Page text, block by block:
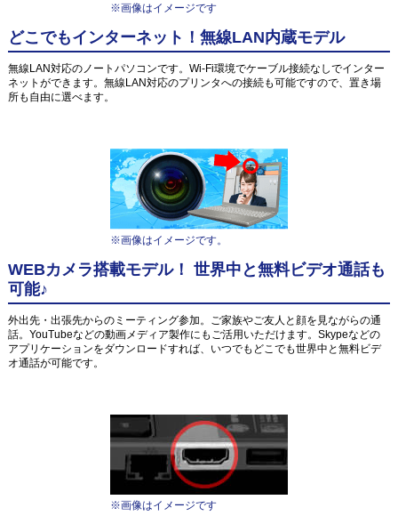
※画像はイメージです
どこでもインターネット！無線LAN内蔵モデル
無線LAN対応のノートパソコンです。Wi-Fi環境でケーブル接続なしでインター
ネットができます。無線LAN対応のプリンタへの接続も可能ですので、置き場
所も自由に選べます。
※画像はイメージです。
WEBカメラ搭載モデル！ 世界中と無料ビデオ通話も
可能♪
外出先・出張先からのミーティング参加。ご家族やご友人と顔を見ながらの通
話。YouTubeなどの動画メディア製作にもご活用いただけます。Skypeなどの
アプリケーションをダウンロードすれば、いつでもどこでも世界中と無料ビデ
オ通話が可能です。
※画像はイメージです